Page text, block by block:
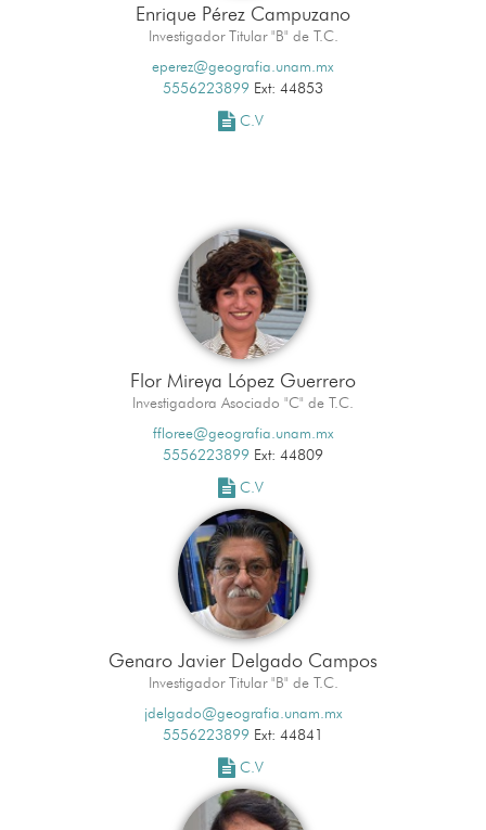
Enrique Pérez Campuzano
Investigador Titular "B" de T.C.
eperez@geografia.unam.mx
5556223899 Ext: 44853
C.V
Flor Mireya López Guerrero
Investigadora Asociado "C" de T.C.
ffloree@geografia.unam.mx
5556223899 Ext: 44809
C.V
Genaro Javier Delgado Campos
Investigador Titular "B" de T.C.
jdelgado@geografia.unam.mx
5556223899 Ext: 44841
C.V